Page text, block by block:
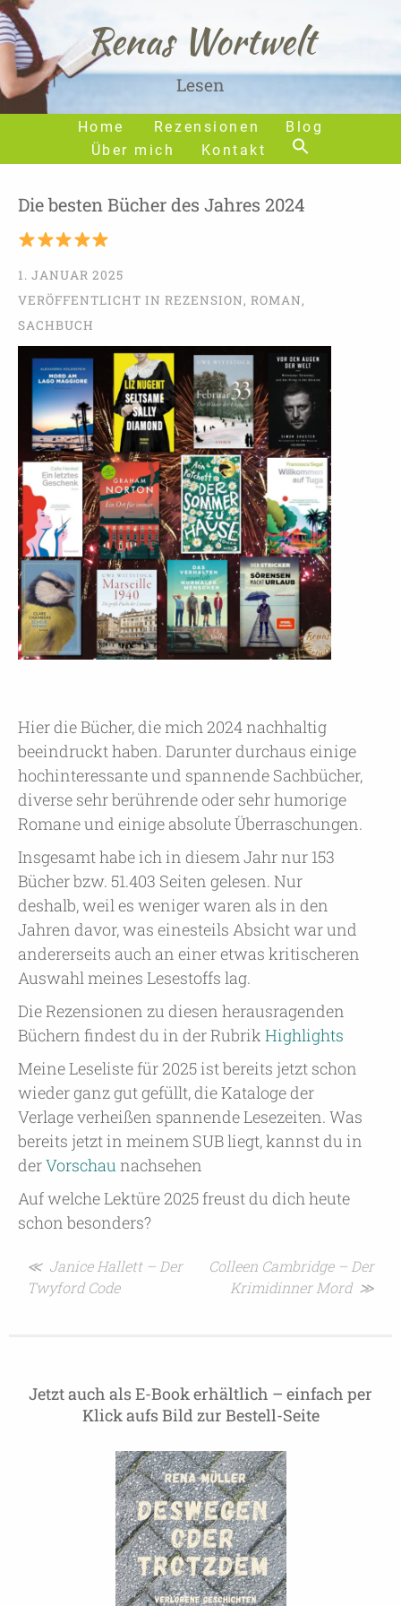
Home Rezensionen
Blog
Über mich
Kontakt
Renas Wortwelt
Lesen
Die besten Bücher des Jahres 2024
1. JANUAR 2025
VERÖFFENTLICHT IN REZENSION, ROMAN,
SACHBUCH
Hier die Bücher, die mich 2024 nachhaltig
beeindruckt haben. Darunter durchaus einige
hochinteressante und spannende Sachbücher,
diverse sehr berührende oder sehr humorige
Romane und einige absolute Überraschungen.
Insgesamt habe ich in diesem Jahr nur 153
Bücher bzw. 51.403 Seiten gelesen. Nur
deshalb, weil es weniger waren als in den
Jahren davor, was einesteils Absicht war und
andererseits auch an einer etwas kritischeren
Auswahl meines Lesestoffs lag.
Die Rezensionen zu diesen herausragenden
Büchern findest du in der Rubrik Highlights
Meine Leseliste für 2025 ist bereits jetzt schon
wieder ganz gut gefüllt, die Kataloge der
Verlage verheißen spannende Lesezeiten. Was
bereits jetzt in meinem SUB liegt, kannst du in
derVorschau nachsehen
Auf welche Lektüre 2025 freust du dich heute
schon besonders?
Beitragsnavigation
≪ Janice Hallett – Der
Twyford Code
Colleen Cambridge – Der
Krimidinner Mord ≫
Jetzt auch als E-Book erhältlich – einfach per
Klick aufs Bild zur Bestell-Seite